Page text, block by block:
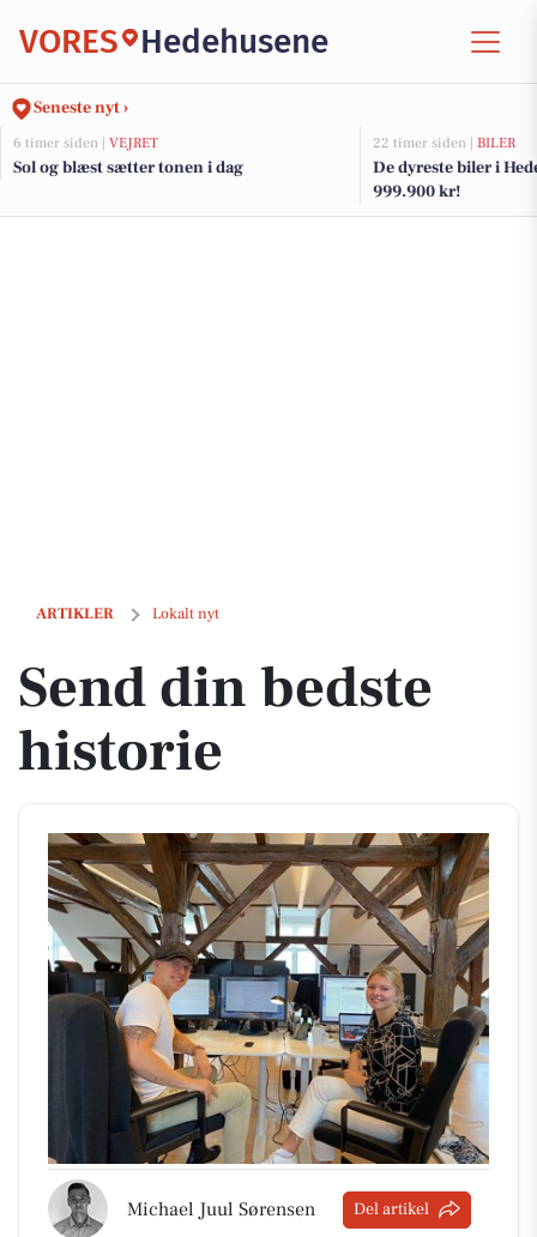
VORES Hedehusene
Seneste nyt ›
6 timer siden | VEJRET
Sol og blæst sætter tonen i dag
22 timer siden | BILER
De dyreste biler i
999.900 kr!
ARTIKLER Lokalt nyt
Send din bedste historie
Send din bedste
historie
Michael Juul Sørensen Del artikel